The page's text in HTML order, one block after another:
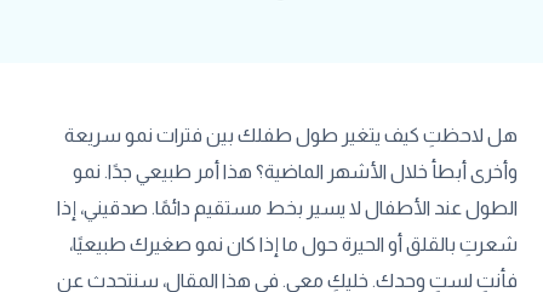
هل لاحظتِ كيف يتغير طول طفلك بين فترات نمو سريعة
وأخرى أبطأ خلال الأشهر الماضية؟ هذا أمر طبيعي جدًا. نمو
الطول عند الأطفال لا يسير بخط مستقيم دائمًا. صدقيني، إذا
شعرتِ بالقلق أو الحيرة حول ما إذا كان نمو صغيرك طبيعيًا،
فأنتِ لستِ وحدك. خليكِ معي. في هذا المقال، سنتحدث عن